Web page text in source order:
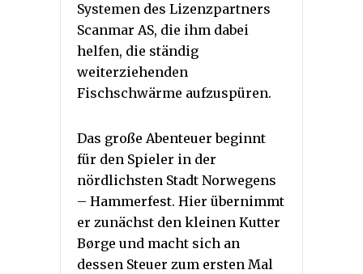
Systemen des Lizenzpartners
Scanmar AS, die ihm dabei
helfen, die ständig
weiterziehenden
Fischschwärme aufzuspüren.
Das große Abenteuer beginnt
für den Spieler in der
nördlichsten Stadt Norwegens
– Hammerfest. Hier übernimmt
er zunächst den kleinen Kutter
Børge und macht sich an
dessen Steuer zum ersten Mal